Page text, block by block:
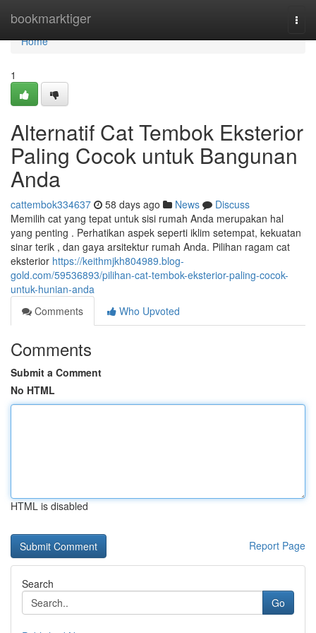
bookmarktiger
Home
Home
1
Alternatif Cat Tembok Eksterior
Paling Cocok untuk Bangunan
Anda
cattembok334637 58 days ago News
Discuss
Memilih cat yang tepat untuk sisi rumah Anda merupakan hal
yang penting . Perhatikan aspek seperti iklim setempat, kekuatan
sinar terik , dan gaya arsitektur rumah Anda. Pilihan ragam cat
eksterior https://keithmjkh804989.blog-
gold.com/59536893/pilihan-cat-tembok-eksterior-paling-cocok-
untuk-hunian-anda
Comments
Who Upvoted
Comments
Submit a Comment
No HTML
HTML is disabled
Report Page
Search
Go